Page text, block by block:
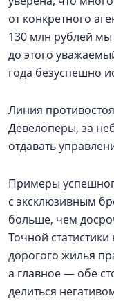
от конкретного
130 млн рублей мы
до этого
года безуспешно
Линия
Девелоперы, за
отдавать
Примеры
с эксклюзивным
больше, чем
Точной
дорогого жилья
а главное — обе
делиться